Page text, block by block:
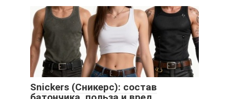
Snickers (Сникерс): состав